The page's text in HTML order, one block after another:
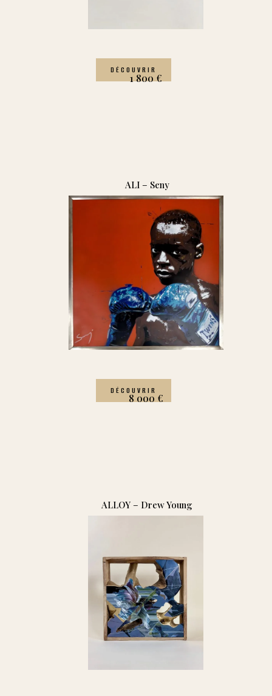
DÉCOUVRIR
1 800€
ALI – Seny
DÉCOUVRIR
8 000 €
ALLOY – Drew Young